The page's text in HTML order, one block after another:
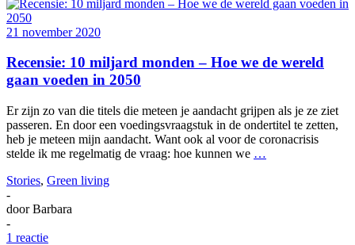
21 november 2020
Recensie: 10 miljard monden – Hoe we de wereld
gaan voeden in 2050
Er zijn zo van die titels die meteen je aandacht grijpen als je ze ziet
passeren. En door een voedingsvraagstuk in de ondertitel te zetten,
heb je meteen mijn aandacht. Want ook al voor de coronacrisis
stelde ik me regelmatig de vraag: hoe kunnen we …
Stories, Green living
-
doorBarbara
-
1 reactie